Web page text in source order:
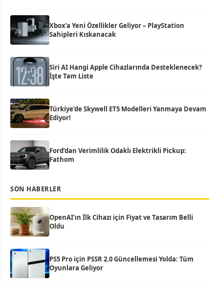
Xbox’a Yeni Özellikler Geliyor – PlayStation
Sahipleri Kıskanacak
Siri AI Hangi Apple Cihazlarında Desteklenecek?
İşte Tam Liste
Türkiye’de Skywell ET5 Modelleri Yanmaya Devam
Ediyor!
Ford’dan Verimlilik Odaklı Elektrikli Pickup:
Fathom
SON HABERLER
OpenAI’ın İlk Cihazı için Fiyat ve Tasarım Belli
Oldu
PS5 Pro için PSSR 2.0 Güncellemesi Yolda: Tüm
Oyunlara Geliyor